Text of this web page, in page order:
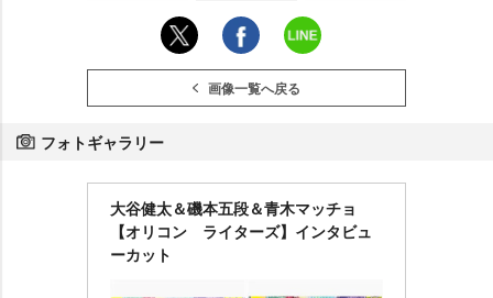
画像一覧へ戻る
フォトギャラリー
大谷健太＆磯本五段＆青木マッチョ
【オリコン ライターズ】インタビュ
ーカット